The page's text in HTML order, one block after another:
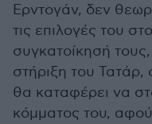
Ερντογάν, δεν
τις επιλογές του
συγκατοίκησή
στήριξη του Τατάρ,
θα καταφέρει να
κόμματος του,